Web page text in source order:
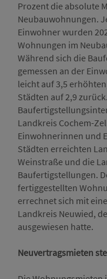
Prozent die absolute
Neubauwohnungen.
Einwohner wurden
Wohnungen im
Während sich die
gemessen an der
leicht auf 3,5
Städten auf 2,9
Landkreis Cochem-
Einwohnerinnen und
Städten erreichten
Weinstraße und die
Baufertigstellungen.
fertiggestellten
errechnet sich mit
Landkreis Neuwied,
ausgewiesen hatte.
Neuvertragsmieten